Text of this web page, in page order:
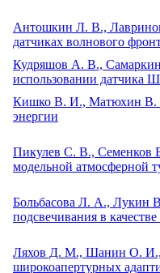
Антошкин Л. В.,
датчиках волнового
Кудряшов А. В.,
использовании датчика
Кишко В. И., Матюхин В.
энергии
Пикулев С. В., Семенков
модельной атмосферной
Больбасова Л. А., Лукин
подсвечивания в
Ляхов Д. М., Шанин О. И.,
широкоапертурных